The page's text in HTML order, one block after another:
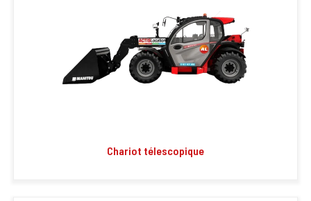
Chariot télescopique